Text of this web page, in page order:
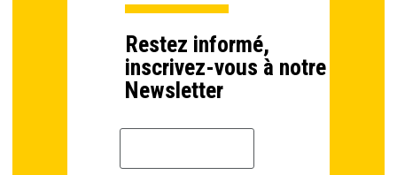
Restez informé,
inscrivez-vous à notre
Newsletter